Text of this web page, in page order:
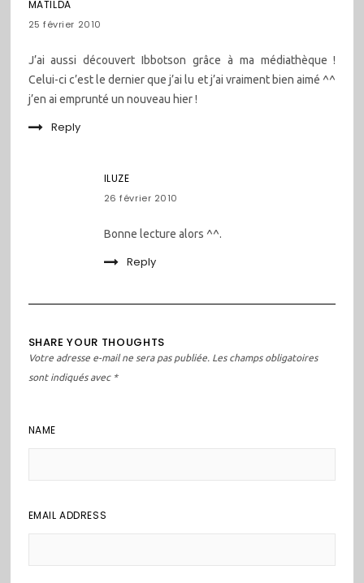
MATILDA
25 février 2010
J’ai aussi découvert Ibbotson grâce à ma médiathèque !
Celui-ci c’est le dernier que j’ai lu et j’ai vraiment bien aimé ^^
j’en ai emprunté un nouveau hier !
Reply
ILUZE
26 février 2010
Bonne lecture alors ^^.
Reply
SHARE YOUR THOUGHTS
Votre adresse e-mail ne sera pas publiée. Les champs obligatoires
sont indiqués avec *
NAME
EMAIL ADDRESS